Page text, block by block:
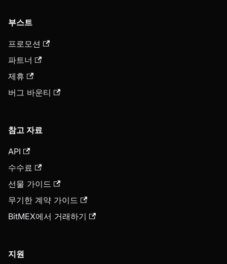
부스트
프로모션
파트너
제휴
버그 바운티
참고 자료
API
수수료
선물 가이드
무기한 계약 가이드
BitMEX에서 거래하기
지원